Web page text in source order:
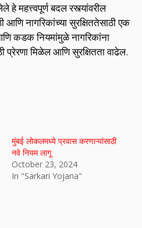
हे महत्त्वपूर्ण बदल रस्त्यांवरील
नागरिकांच्या सुरक्षिततेसाठी एक
कडक नियमांमुळे नागरिकांना
प्रेरणा मिळेल आणि सुरक्षितता वाढेल.
मुंबई लोकलमध्ये प्रवास करणाऱ्यांसाठी
नवे नियम लागू
October 23, 2024
In "Sarkari Yojana"